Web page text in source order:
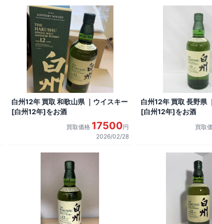
白州12年 買取 和歌山県 ｜ウイスキー
[白州12年]をお酒
買取価格 17500円
2026/02/28
白州12年 買取 長野県
[白州12年]をお酒
買取